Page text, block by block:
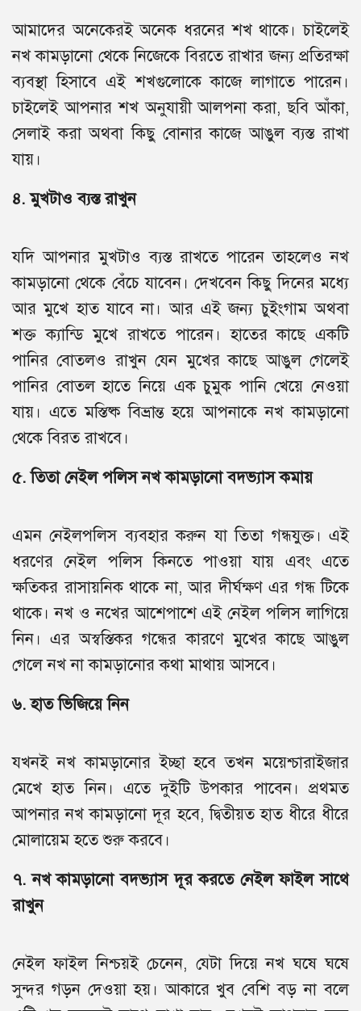
আমাদের অনেকেরই অনেক ধরনের শখ থাকে। চাইলেই
নখ কামড়ানো থেকে নিজেকে বিরতে রাখার জন্য প্রতিরক্ষা
ব্যবস্থা হিসাবে এই শখগুলোকে কাজে লাগাতে পারেন।
চাইলেই আপনার শখ অনুযায়ী আলপনা করা, ছবি আঁকা,
সেলাই করা অথবা কিছু বোনার কাজে আঙুল ব্যস্ত রাখা
যায়।
৪. মুখটাও ব্যস্ত রাখুন
যদি আপনার মুখটাও ব্যস্ত রাখতে পারেন তাহলেও নখ
কামড়ানো থেকে বেঁচে যাবেন। দেখবেন কিছু দিনের মধ্যে
আর মুখে হাত যাবে না। আর এই জন্য চুইংগাম অথবা
শক্ত ক্যান্ডি মুখে রাখতে পারেন। হাতের কাছে একটি
পানির বোতলও রাখুন যেন মুখের কাছে আঙুল গেলেই
পানির বোতল হাতে নিয়ে এক চুমুক পানি খেয়ে নেওয়া
যায়। এতে মস্তিষ্ক বিভ্রান্ত হয়ে আপনাকে নখ কামড়ানো
থেকে বিরত রাখবে।
৫. তিতা নেইল পলিস নখ কামড়ানো বদভ্যাস কমায়
এমন নেইলপলিস ব্যবহার করুন যা তিতা গন্ধযুক্ত। এই
ধরণের নেইল পলিস কিনতে পাওয়া যায় এবং এতে
ক্ষতিকর রাসায়নিক থাকে না, আর দীর্ঘক্ষণ এর গন্ধ টিকে
থাকে। নখ ও নখের আশেপাশে এই নেইল পলিস লাগিয়ে
নিন। এর অস্বস্তিকর গন্ধের কারণে মুখের কাছে আঙুল
গেলে নখ না কামড়ানোর কথা মাথায় আসবে।
৬. হাত ভিজিয়ে নিন
যখনই নখ কামড়ানোর ইচ্ছা হবে তখন ময়েশ্চারাইজার
মেখে হাত নিন। এতে দুইটি উপকার পাবেন। প্রথমত
আপনার নখ কামড়ানো দূর হবে, দ্বিতীয়ত হাত ধীরে ধীরে
মোলায়েম হতে শুরু করবে।
৭. নখ কামড়ানো বদভ্যাস দূর করতে নেইল ফাইল সাথে
রাখুন
নেইল ফাইল নিশ্চয়ই চেনেন, যেটা দিয়ে নখ ঘষে ঘষে
সুন্দর গড়ন দেওয়া হয়। আকারে খুব বেশি বড় না বলে